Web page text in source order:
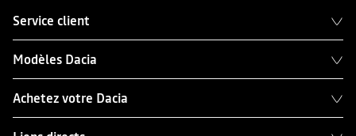
Service client
Modèles Dacia
Achetez votre Dacia